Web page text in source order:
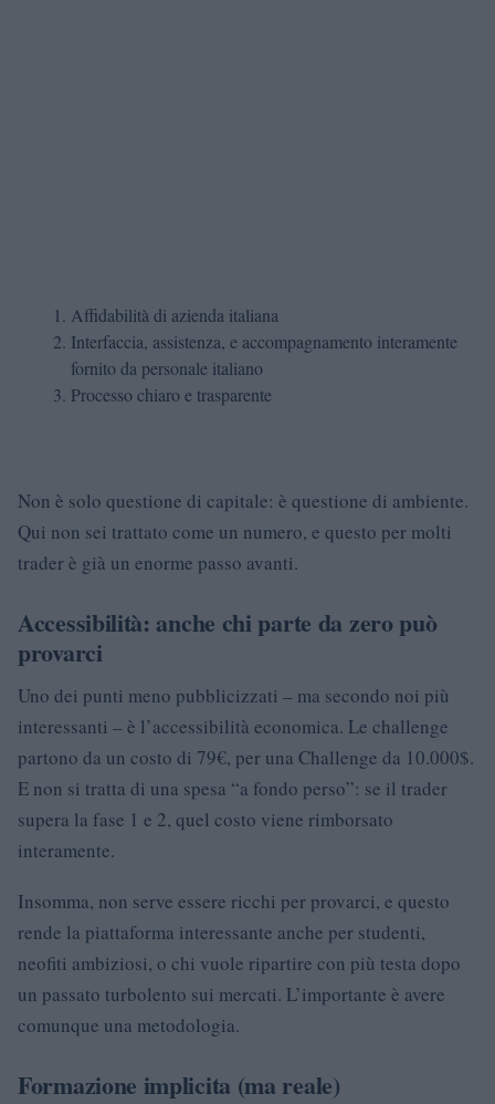
Affidabilità di azienda italiana
Interfaccia, assistenza, e accompagnamento interamente
fornito da personale italiano
Processo chiaro e trasparente
Non è solo questione di capitale: è questione di ambiente.
Qui non sei trattato come un numero, e questo per molti
trader è già un enorme passo avanti.
Accessibilità: anche chi parte da zero può
provarci
Uno dei punti meno pubblicizzati – ma secondo noi più
interessanti – è l’accessibilità economica. Le challenge
partono da un costo di 79€, per una Challenge da 10.000$.
E non si tratta di una spesa “a fondo perso”: se il trader
supera la fase 1 e 2, quel costo viene rimborsato
interamente.
Insomma, non serve essere ricchi per provarci, e questo
rende la piattaforma interessante anche per studenti,
neofiti ambiziosi, o chi vuole ripartire con più testa dopo
un passato turbolento sui mercati. L’importante è avere
comunque una metodologia.
Formazione implicita (ma reale)